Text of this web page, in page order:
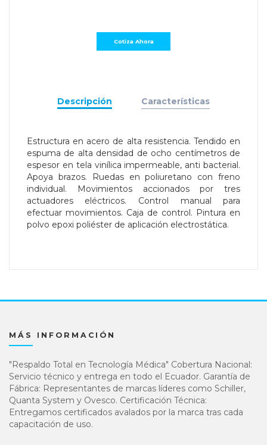
Descripción Características
Estructura en acero de alta resistencia. Tendido en
espuma de alta densidad de ocho centímetros de
espesor en tela vinílica impermeable, anti bacterial.
Apoya brazos. Ruedas en poliuretano con freno
individual. Movimientos accionados por tres
actuadores eléctricos. Control manual para
efectuar movimientos. Caja de control. Pintura en
polvo epoxi poliéster de aplicación electrostática.
MÁS INFORMACIÓN
"Respaldo Total en Tecnología Médica" Cobertura Nacional:
Servicio técnico y entrega en todo el Ecuador. Garantía de
Fábrica: Representantes de marcas líderes como Schiller,
Quanta System y Ovesco. Certificación Técnica:
Entregamos certificados avalados por la marca tras cada
capacitación de uso.